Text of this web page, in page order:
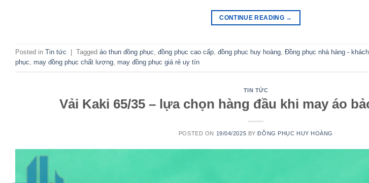
CONTINUE READING →
Posted in Tin tức Tagged áo thun đồng phục, đồng phục cao cấp, đồng phục huy hoàng, Đồng phục nhà hàng -
phục, may đồng phục chất lượng, may đồng phục giá rẻ uy tín
TIN TỨC
Vải Kaki 65/35 – lựa chọn hàng đầu khi may áo
POSTED ON 19/04/2025 BYĐỒNG PHỤC HUY HOÀNG